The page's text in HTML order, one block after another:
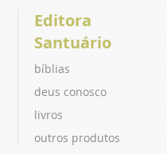
Editora
Santuário
bíblias
deus conosco
livros
outros produtos